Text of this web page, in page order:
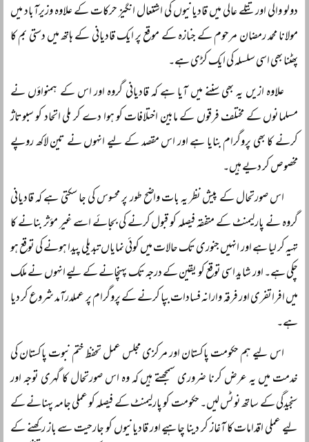
دولو والی اور تتلے عالی میں قادیانیوں کی اشتعال انگیز حرکات کے علاوہ وزیرآباد میں
مولانا محمد رمضان مرحوم کے جنازہ کے موقع پر ایک قادیانی کے ہاتھ میں دستی بم کا
پھٹنا بھی اسی سلسلہ کی ایک کڑی ہے۔
علاوہ ازیں یہ بھی سننے میں آیا ہے کہ قادیانی گروہ اور اس کے ہمنواؤں نے
مسلمانوں کے مختلف فرقوں کے مابین اختلافات کو ہوا دے کر ملی اتحاد کو سبوتاژ
کرنے کا بھی پروگرام بنایا ہے اور اس مقصد کے لیے انہوں نے تین لاکھ روپے
مخصوص کر دیے ہیں۔
اس صورتحال کے پیش نظر یہ بات واضح طور پر محسوس کی جا سکتی ہے کہ قادیانی
گروہ نے پارلیمنٹ کے متفقہ فیصلہ کو قبول کرنے کی بجائے اسے غیر مؤثر بنانے کا
تہیہ کر لیا ہے اور انہیں جنوری تک حالات میں کوئی نمایاں تبدیلی پیدا ہونے کی توقع ہو
چکی ہے۔ اور شاید اسی توقع کو یقین کے درجہ تک پہنچانے کے لیے انہوں نے ملک
میں افراتفری اور فرقہ وارانہ فسادات بپا کرنے کے پروگرام پر عملدرآمد شروع کر دیا
ہے۔
اس لیے ہم حکومت پاکستان اور مرکزی مجلس عمل تحفظ ختم نبوت پاکستان کی
خدمت میں یہ عرض کرنا ضروری سمجھتے ہیں کہ وہ اس صورتحال کا گہری توجہ اور
سنجیدگی کے ساتھ نوٹس لیں۔ حکومت کو پارلیمنٹ کے فیصلہ کو عملی جامہ پہنانے کے
لیے عملی اقدامات کا آغاز کر دینا چاہیے اور قادیانیوں کو جارحیت سے باز رکھنے کے